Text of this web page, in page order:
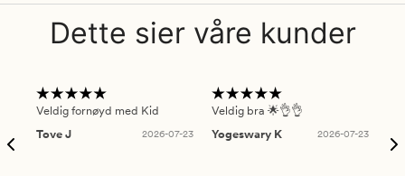
Dette sier våre kunder
Veldig fornøyd med Kid
Tove J
2026-07-23
Veldig bra 🌟👌👌
Yogeswary K
2026-07-23